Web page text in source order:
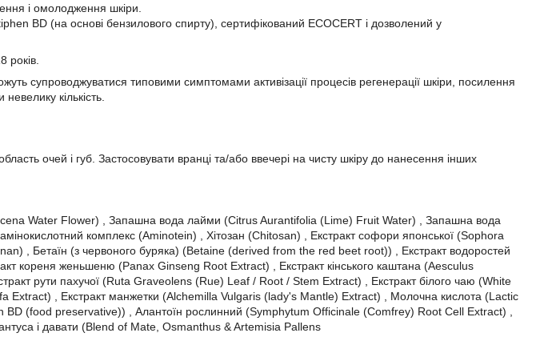
і омолодження шкіри.
BD (на основі бензилового спирту), сертифікований ECOCERT і дозволений у
років.
супроводжуватися типовими симптомами активізації процесів регенерації шкіри, посилення
кількість.
очей і губ. Застосовувати вранці та/або ввечері на чисту шкіру до нанесення інших
Water Flower) , Запашна вода лайми (Citrus Aurantifolia (Lime) Fruit Water) , Запашна вода
комплекс (Aminotein) , Хітозан (Chitosan) , Екстракт софори японської (Sophora
, Бетаїн (з червоного буряка) (Betaine (derived from the red beet root)) , Екстракт водоростей
кореня женьшеню (Panax Ginseng Root Extract) , Екстракт кінського каштана (Aesculus
рути пахучої (Ruta Graveolens (Rue) Leaf / Root / Stem Extract) , Екстракт білого чаю (White
Extract) , Екстракт манжетки (Alchemilla Vulgaris (lady's Mantle) Extract) , Молочна кислота (Lactic
(food preservative)) , Алантоїн рослинний (Symphytum Officinale (Comfrey) Root Cell Extract) ,
і давати (Blend of Mate, Osmanthus & Artemisia Pallens